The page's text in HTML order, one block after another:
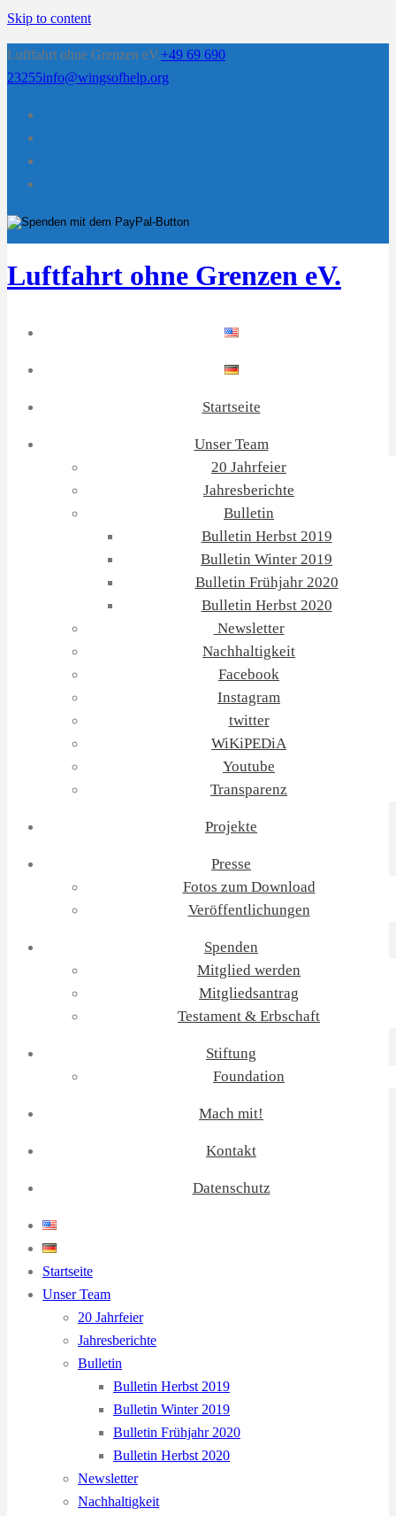
Skip to content
Luftfahrt ohne Grenzen eV.+49 69 690
23255info@wingsofhelp.org
Luftfahrt ohne Grenzen eV.
Startseite
Unser Team
20 Jahrfeier
Jahresberichte
Bulletin
Bulletin Herbst 2019
Bulletin Winter 2019
Bulletin Frühjahr 2020
Bulletin Herbst 2020
Newsletter
Nachhaltigkeit
Facebook
Instagram
twitter
WiKiPEDiA
Youtube
Transparenz
Projekte
Presse
Fotos zum Download
Veröffentlichungen
Spenden
Mitglied werden
Mitgliedsantrag
Testament & Erbschaft
Stiftung
Foundation
Mach mit!
Kontakt
Datenschutz
Startseite
Unser Team
20 Jahrfeier
Jahresberichte
Bulletin
Bulletin Herbst 2019
Bulletin Winter 2019
Bulletin Frühjahr 2020
Bulletin Herbst 2020
Newsletter
Nachhaltigkeit